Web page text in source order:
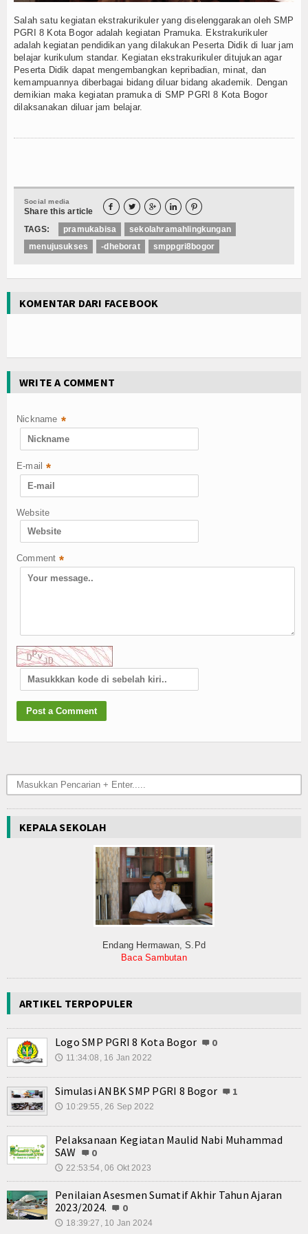
Hubungi Kami
Salah satu kegiatan ekstrakurikuler yang diselenggarakan oleh SMP
PGRI 8 Kota Bogor adalah kegiatan Pramuka. Ekstrakurikuler
adalah kegiatan pendidikan yang dilakukan Peserta Didik di luar jam
belajar kurikulum standar. Kegiatan ekstrakurikuler ditujukan agar
Peserta Didik dapat mengembangkan kepribadian, minat, dan
kemampuannya diberbagai bidang diluar bidang akademik. Dengan
demikian maka kegiatan pramuka di SMP PGRI 8 Kota Bogor
dilaksanakan diluar jam belajar.
Social media
Share this article     
TAGS: pramukabisa
sekolahramahlingkungan
menujusukses
-dheborat smppgri8bogor
KOMENTAR DARI FACEBOOK
WRITE A COMMENT
Nickname *
E-mail *
Website
Comment *
KEPALA SEKOLAH
Endang Hermawan, S.Pd
Baca Sambutan
ARTIKEL TERPOPULER
Logo SMP PGRI 8 Kota Bogor 0
🕔 11:34:08, 16 Jan 2022
Simulasi ANBK SMP PGRI 8 Bogor 1
🕔 10:29:55, 26 Sep 2022
Pelaksanaan Kegiatan Maulid Nabi Muhammad
SAW
0
🕔 22:53:54, 06 Okt 2023
Penilaian Asesmen Sumatif Akhir Tahun Ajaran
2023/2024.
0
🕔 18:39:27, 10 Jan 2024